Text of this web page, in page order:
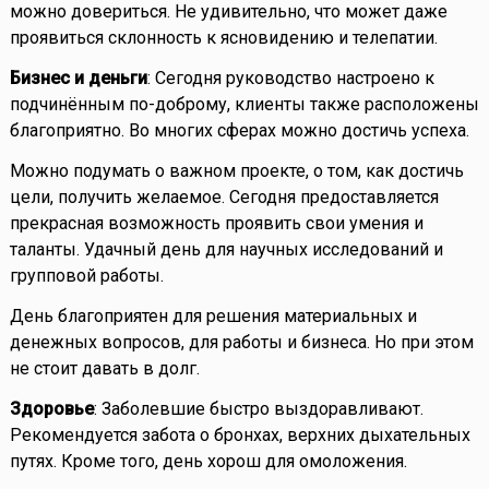
можно довериться. Не удивительно, что может даже
проявиться склонность к ясновидению и телепатии.
Бизнес и деньги: Сегодня руководство настроено к
подчинённым по-доброму, клиенты также расположены
благоприятно. Во многих сферах можно достичь успеха.
Можно подумать о важном проекте, о том, как достичь
цели, получить желаемое. Сегодня предоставляется
прекрасная возможность проявить свои умения и
таланты. Удачный день для научных исследований и
групповой работы.
День благоприятен для решения материальных и
денежных вопросов, для работы и бизнеса. Но при этом
не стоит давать в долг.
Здоровье: Заболевшие быстро выздоравливают.
Рекомендуется забота о бронхах, верхних дыхательных
путях. Кроме того, день хорош для омоложения.